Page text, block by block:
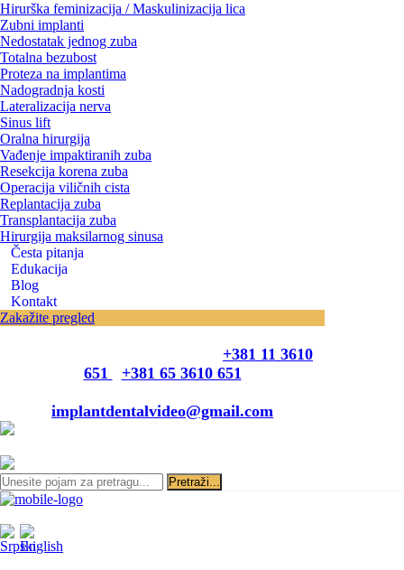
Hirurška feminizacija / Maskulinizacija lica
Zubni implanti
Nedostatak jednog zuba
Totalna bezubost
Proteza na implantima
Nadogradnja kosti
Lateralizacija nerva
Sinus lift
Oralna hirurgija
Vađenje impaktiranih zuba
Resekcija korena zuba
Operacija viličnih cista
Replantacija zuba
Transplantacija zuba
Hirurgija maksilarnog sinusa
Česta pitanja
Edukacija
Blog
Kontakt
Zakažite pregled
+381 11 3610
651
+381 65 3610 651
implantdentalvideo@gmail.com